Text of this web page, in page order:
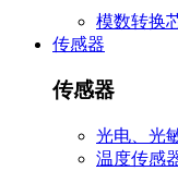
模数转换
传感器
传感器
光电、光
温度传感